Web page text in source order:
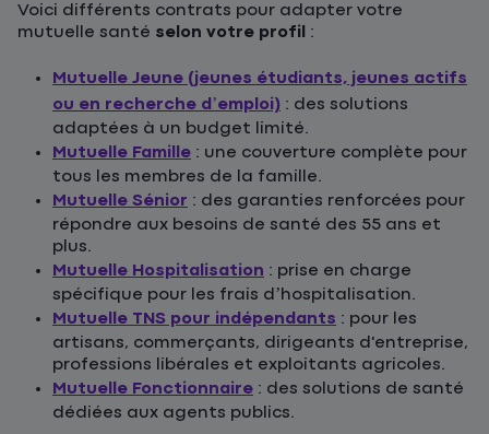
Voici différents contrats pour adapter votre
mutuelle santé selon votre profil :
Mutuelle Jeune (jeunes étudiants, jeunes actifs
ou en recherche d’emploi) : des solutions
adaptées à un budget limité.
Mutuelle Famille : une couverture complète pour
tous les membres de la famille.
Mutuelle Sénior : des garanties renforcées pour
répondre aux besoins de santé des 55 ans et
plus.
Mutuelle Hospitalisation : prise en charge
spécifique pour les frais d’hospitalisation.
Mutuelle TNS pour indépendants : pour les
artisans, commerçants, dirigeants d'entreprise,
professions libérales et exploitants agricoles.
Mutuelle Fonctionnaire : des solutions de santé
dédiées aux agents publics.